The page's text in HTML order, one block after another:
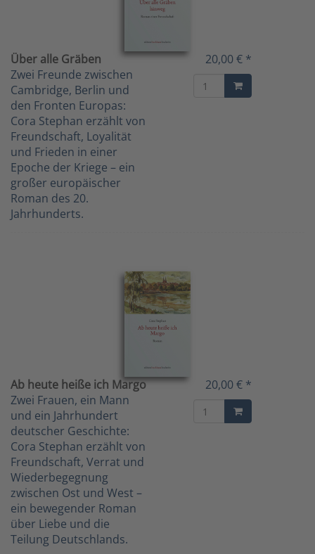
Über alle Gräben
Zwei Freunde zwischen
Cambridge, Berlin und
den Fronten Europas:
Cora Stephan erzählt von
Freundschaft, Loyalität
und Frieden in einer
Epoche der Kriege – ein
großer europäischer
Roman des 20.
Jahrhunderts.
20,00 € *
Ab heute heiße ich Margo
Zwei Frauen, ein Mann
und ein Jahrhundert
deutscher Geschichte:
Cora Stephan erzählt von
Freundschaft, Verrat und
Wiederbegegnung
zwischen Ost und West –
ein bewegender Roman
über Liebe und die
Teilung Deutschlands.
20,00 € *